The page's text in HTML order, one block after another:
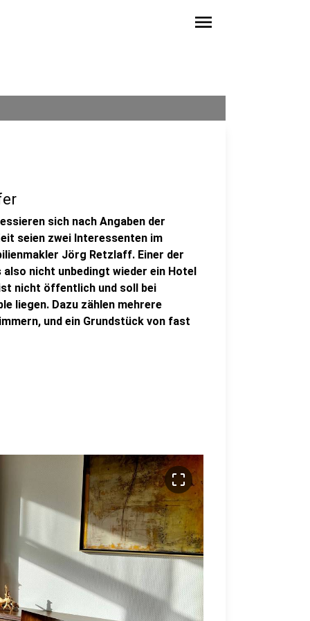
menu
sich nach Angaben der
seien zwei Interessenten im
Jörg Retzlaff. Einer der
nicht unbedingt wieder ein Hotel
nicht öffentlich und soll bei
liegen. Dazu zählen mehrere
und ein Grundstück von fast
crop_free